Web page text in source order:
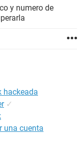
y numero de
hackeada
✓
una cuenta